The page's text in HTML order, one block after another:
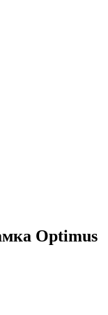
Optimus